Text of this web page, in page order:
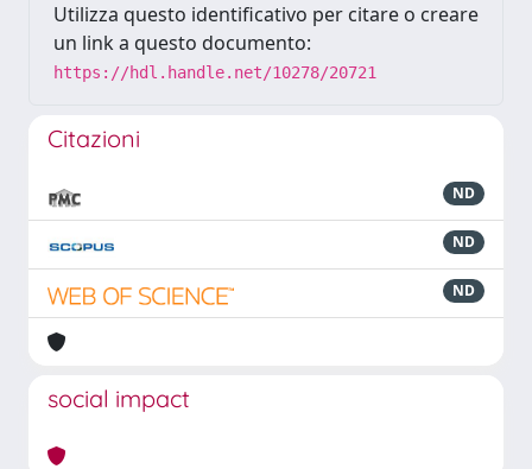
Utilizza questo identificativo per citare o creare
un link a questo documento:
https://hdl.handle.net/10278/20721
Citazioni
ND
ND
ND
social impact